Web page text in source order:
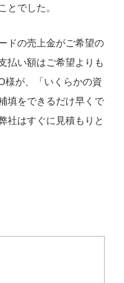
とでした。
ドの売上金がご希望の
払い額はご希望よりも
が、
「いくらかの資
填をできるだけ早くで
社はすぐに見積もりと